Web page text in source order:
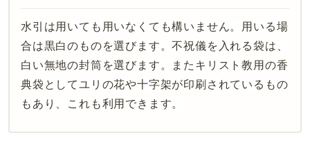
水引は用いても用いなくても構いません。用いる場
合は黒白のものを選びます。不祝儀を入れる袋は、
白い無地の封筒を選びます。またキリスト教用の香
典袋としてユリの花や十字架が印刷されているもの
もあり、これも利用できます。